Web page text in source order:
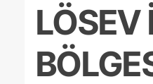
LÖSEV